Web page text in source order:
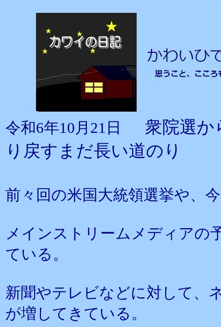
令和6年10月21日
衆院選
り戻すまだ長い道のり
前々回の米国大統領選挙や、
メインストリームメディアの
ている。
新聞やテレビなどに対して、
が増してきている。